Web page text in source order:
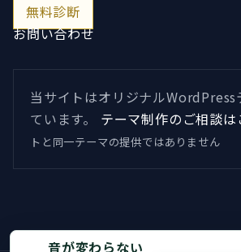
無料診断
お問い合わせ
当サイトはオリジナルWordPress
ています。
テーマ制作のご相談は
トと同一テーマの提供ではありません
音が変わらない